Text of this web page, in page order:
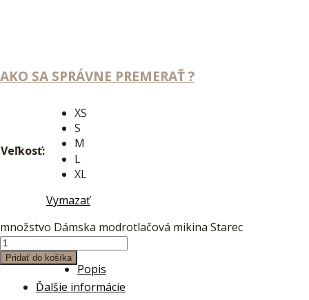
AKO SA SPRÁVNE PREMERAŤ ?
Veľkosť:
XS
S
M
L
XL
Vymazať
množstvo Dámska modrotlačová mikina Starec
Pridať do košíka
Popis
Ďalšie informácie